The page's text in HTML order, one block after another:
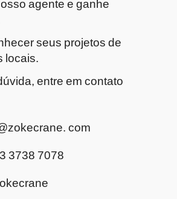
seus projetos de
locais.
entre em contato
com
3738 7078